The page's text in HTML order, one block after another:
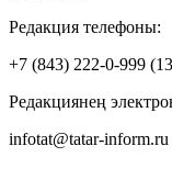
Редакция телефоны:
+7 (843) 222-0-999
Редакциянең
infotat@tatar-inform.ru